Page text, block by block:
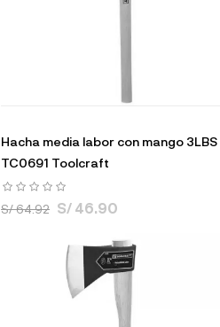
Hacha media labor con mango 3LBS
TC0691 Toolcraft
S/ 64.92 S/ 46.90